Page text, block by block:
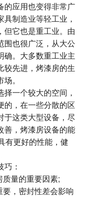
应用也变得非常广
制造业等轻工业，
但它也是重工业。由
围也很广泛，从大公
确。大多数重工业主
较先进，烤漆房的生
。
一个较大的空间，
的，在一些分散的区
于这类大型设备，尽
善，烤漆房设备的能
有更好的性能，健
：
量的重要因素;
，密封性差会影响